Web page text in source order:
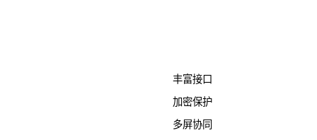
丰富接口
加密保护
多屏协同